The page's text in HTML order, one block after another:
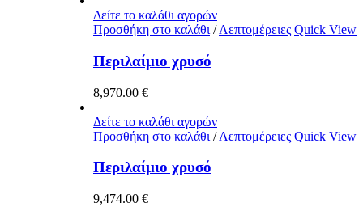
Δείτε το καλάθι αγορών
Προσθήκη στο καλάθι / Λεπτομέρειες Quick View
Περιλαίμιο χρυσό
8,970.00 €
Δείτε το καλάθι αγορών
Προσθήκη στο καλάθι / Λεπτομέρειες Quick View
Περιλαίμιο χρυσό
9,474.00 €